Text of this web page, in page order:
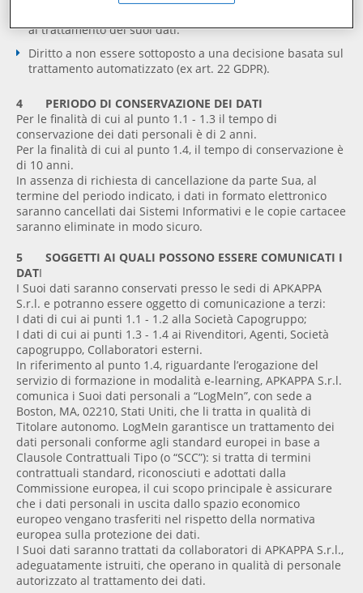
al trattamento dei suoi dati.
Diritto a non essere sottoposto a una decisione basata sul
trattamento automatizzato (ex art. 22 GDPR).
4 PERIODO DI CONSERVAZIONE DEI DATI
Per le finalità di cui al punto 1.1 - 1.3 il tempo di
conservazione dei dati personali è di 2 anni.
Per la finalità di cui al punto 1.4, il tempo di conservazione è
di 10 anni.
In assenza di richiesta di cancellazione da parte Sua, al
termine del periodo indicato, i dati in formato elettronico
saranno cancellati dai Sistemi Informativi e le copie cartacee
saranno eliminate in modo sicuro.
5 SOGGETTI AI QUALI POSSONO ESSERE COMUNICATI I
DATI
I Suoi dati saranno conservati presso le sedi di APKAPPA
S.r.l. e potranno essere oggetto di comunicazione a terzi:
I dati di cui ai punti 1.1 - 1.2 alla Società Capogruppo;
I dati di cui ai punti 1.3 - 1.4 ai Rivenditori, Agenti, Società
capogruppo, Collaboratori esterni.
In riferimento al punto 1.4, riguardante l’erogazione del
servizio di formazione in modalità e-learning, APKAPPA S.r.l.
comunica i Suoi dati personali a “LogMeIn”, con sede a
Boston, MA, 02210, Stati Uniti, che li tratta in qualità di
Titolare autonomo. LogMeIn garantisce un trattamento dei
dati personali conforme agli standard europei in base a
Clausole Contrattuali Tipo (o “SCC”): si tratta di termini
contrattuali standard, riconosciuti e adottati dalla
Commissione europea, il cui scopo principale è assicurare
che i dati personali in uscita dallo spazio economico
europeo vengano trasferiti nel rispetto della normativa
europea sulla protezione dei dati.
I Suoi dati saranno trattati da collaboratori di APKAPPA S.r.l.,
adeguatamente istruiti, che operano in qualità di personale
autorizzato al trattamento dei dati.